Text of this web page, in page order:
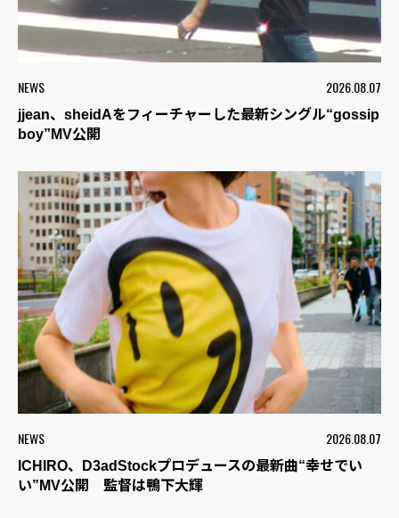
NEWS 2026.08.07
jjean、sheidAをフィーチャーした最新シングル“gossip
boy”MV公開
NEWS 2026.08.07
ICHIRO、D3adStockプロデュースの最新曲“幸せでい
い”MV公開 監督は鴨下大輝